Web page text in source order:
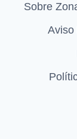
Sobre
Aviso